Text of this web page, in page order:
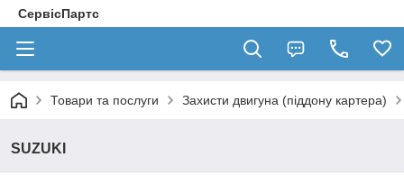
СервісПартс
Товари та послуги Захисти двигуна (піддону картера)
SUZUKI